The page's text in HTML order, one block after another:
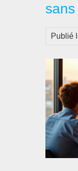
Publié